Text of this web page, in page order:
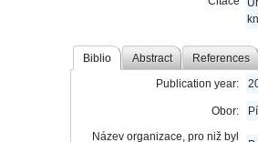
Biblio Abstract References
Publication year:
Obor:
Název organizace, pro niž byl